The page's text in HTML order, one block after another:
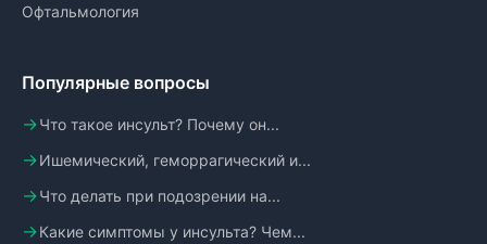
Офтальмология
Популярные вопросы
Что такое инсульт? Почему он...
Ишемический, геморрагический и...
Что делать при подозрении на...
Какие симптомы у инсульта? Чем...